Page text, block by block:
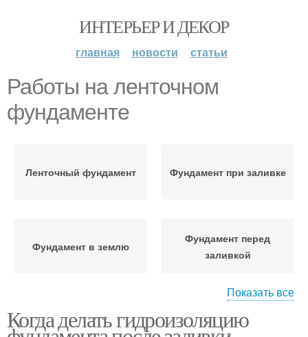
ИНТЕРЬЕР И ДЕКОР
главная новости статьи
Работы на ленточном
фундаменте
Ленточный фундамент Фундамент при заливке
Фундамент в землю
Фундамент перед
заливкой
Изоляционные работы
Показать все
Когда делать гидроизоляцию